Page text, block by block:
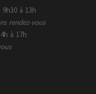
9h30 à 13h
rendez-vous
à 17h